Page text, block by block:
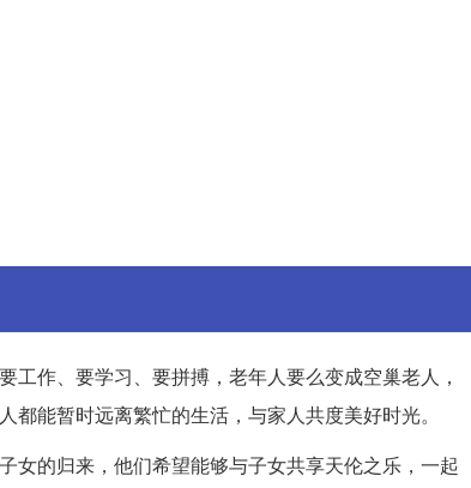
作、要学习、要拼搏，老年人要么变成空巢老人，
能暂时远离繁忙的生活，与家人共度美好时光。
女的归来，他们希望能够与子女共享天伦之乐，一起